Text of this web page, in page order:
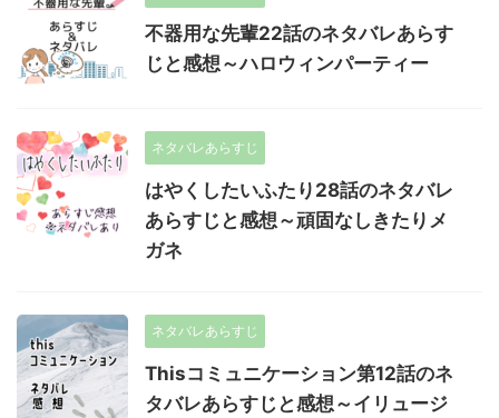
不器用な先輩22話のネタバレあらす
じと感想～ハロウィンパーティー
ネタバレあらすじ
はやくしたいふたり28話のネタバレ
あらすじと感想～頑固なしきたりメ
ガネ
ネタバレあらすじ
Thisコミュニケーション第12話のネ
タバレあらすじと感想～イリュージ